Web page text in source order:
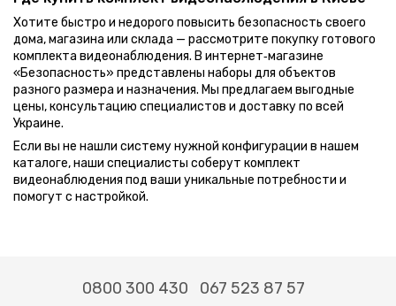
Хотите быстро и недорого повысить безопасность своего
дома, магазина или склада — рассмотрите покупку готового
комплекта видеонаблюдения. В интернет‑магазине
«Безопасность» представлены наборы для объектов
разного размера и назначения. Мы предлагаем выгодные
цены, консультацию специалистов и доставку по всей
Украине.
Если вы не нашли систему нужной конфигурации в нашем
каталоге, наши специалисты соберут комплект
видеонаблюдения под ваши уникальные потребности и
помогут с настройкой.
0800 300 430 067 523 87 57